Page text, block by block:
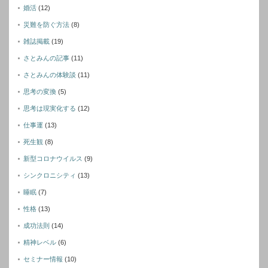
婚活 (12)
災難を防ぐ方法 (8)
雑誌掲載 (19)
さとみんの記事 (11)
さとみんの体験談 (11)
思考の変換 (5)
思考は現実化する (12)
仕事運 (13)
死生観 (8)
新型コロナウイルス (9)
シンクロニシティ (13)
睡眠 (7)
性格 (13)
成功法則 (14)
精神レベル (6)
セミナー情報 (10)